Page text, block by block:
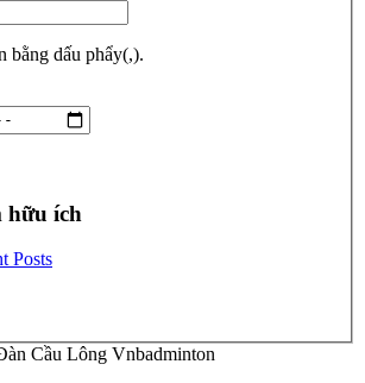
bằng dấu phẩy(,).
hữu ích
Posts
Cầu Lông Vnbadminton